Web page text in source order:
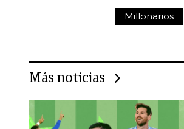
Millonarios
Más noticias